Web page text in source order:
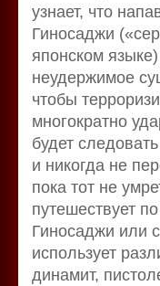
узнает, что
Гиносаджи
японском
неудержимое
чтобы
многократно
будет
и никогда не
пока тот не
путешествует
Гиносаджи или
использует
динамит,